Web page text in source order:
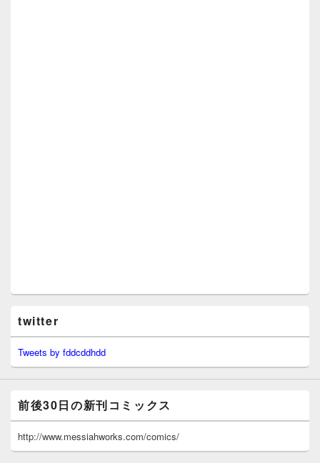
twitter
Tweets by fddcddhdd
前後30日の新刊コミックス
http://www.messiahworks.com/comics/